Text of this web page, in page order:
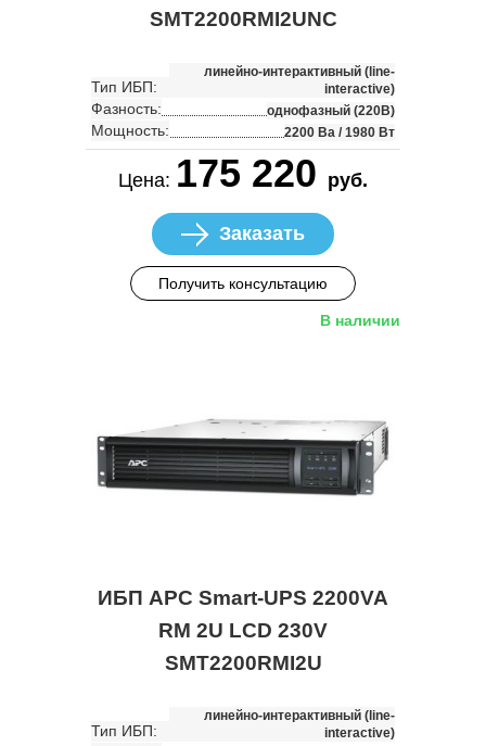
SMT2200RMI2UNC
Тип ИБП:
линейно-интерактивный (line-
interactive)
Фазность: однофазный (220В)
Мощность: 2200 Ва / 1980 Вт
Цена: 175 220 руб.
Заказать
Получить консультацию
В наличии
ИБП APC Smart-UPS 2200VA
RM 2U LCD 230V
SMT2200RMI2U
Тип ИБП:
линейно-интерактивный (line-
interactive)